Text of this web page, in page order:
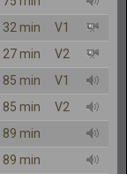
32 min
V1
27 min
V2
85 min
V1
85 min
V2
89 min
89 min